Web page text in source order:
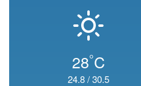
28°C
24.8/30.5